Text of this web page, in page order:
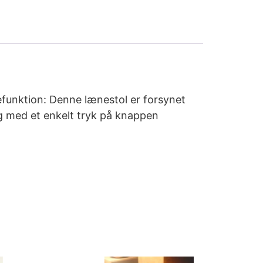
Denne lænestol er forsynet
et enkelt tryk på knappen